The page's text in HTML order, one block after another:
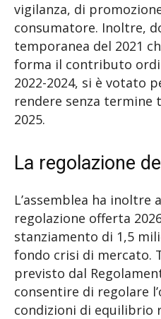
vigilanza, di
consumatore. Inoltre,
temporanea del 2021
forma il contributo
2022-2024, si è votato
rendere senza
2025.
La regolazione
L’assemblea ha
regolazione offerta
stanziamento di 1,5
fondo crisi di mercato.
previsto dal
consentire di regolare
condizioni di equilibrio